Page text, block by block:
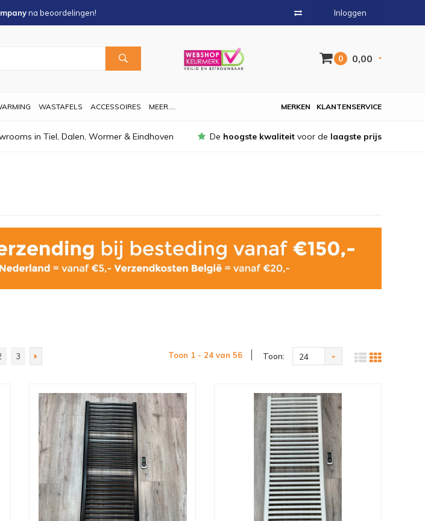
na beoordelingen! Inloggen
0 0,00
WASTAFELS ACCESSOIRES MEER.... KLANTENSERVICE
MERKEN
in Tiel, Dalen, Wormer & Eindhoven De hoogste kwaliteit voor de laagste prijs
3 Toon 1 - 24 van 56 Toon: 24